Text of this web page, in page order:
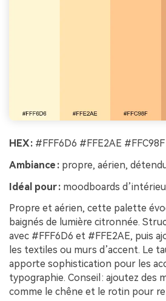
HEX : #FFF6D6 #FFE2AE
Ambiance : propre, aérien,
Idéal pour : moodboards
Propre et aérien, cette palette
baignés de lumière citronnée.
avec #FFF6D6 et #FFE2AE, puis
les textiles ou murs d’accent. Le
apporte sophistication pour les
typographie. Conseil : ajoutez des
comme le chêne et le rotin pour